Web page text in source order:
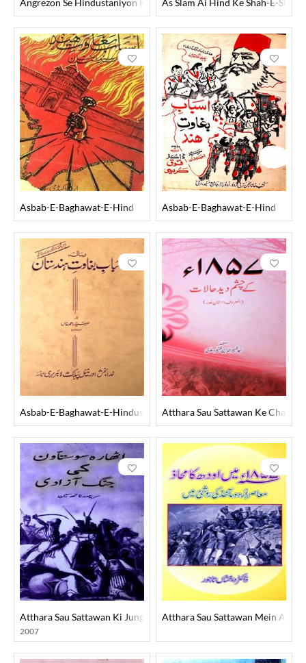
Angrezon Se Hindustaniyon Ki FariyadAs Slam Ai Hind Ke Shah-E-
Asbab-E-Baghawat-E-Hind Asbab-E-Baghawat-E-Hind
Asbab-E-Baghawat-E-Hindustan Atthara Sau Sattawan Ke
Atthara Sau Sattawan Ki Jung-E-Aazadi
2007
Atthara Sau Sattawan Mein